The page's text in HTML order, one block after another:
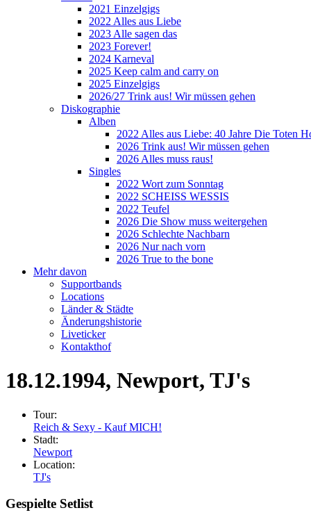
2021 Einzelgigs
2022 Alles aus Liebe
2023 Alle sagen das
2023 Forever!
2024 Karneval
2025 Keep calm and carry on
2025 Einzelgigs
2026/27 Trink aus! Wir müssen gehen
Diskographie
Alben
2022 Alles aus Liebe: 40 Jahre Die Toten
2026 Trink aus! Wir müssen gehen
2026 Alles muss raus!
Singles
2022 Wort zum Sonntag
2022 SCHEISS WESSIS
2022 Teufel
2026 Die Show muss weitergehen
2026 Schlechte Nachbarn
2026 Nur nach vorn
2026 True to the bone
Mehr davon
Supportbands
Locations
Länder & Städte
Änderungshistorie
Liveticker
Kontakthof
18.12.1994, Newport, TJ's
Tour:
Reich & Sexy - Kauf MICH!
Stadt:
Newport
Location:
TJ's
Gespielte Setlist